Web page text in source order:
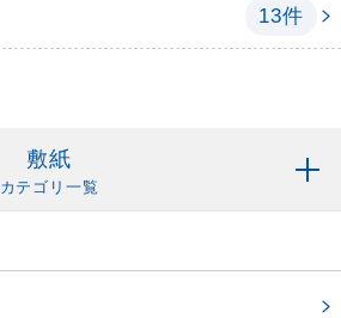
13件
敷紙
カテゴリ一覧